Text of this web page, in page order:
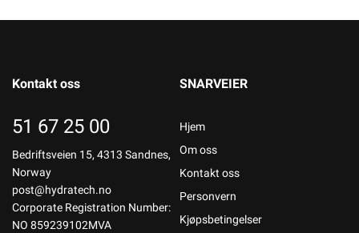
Kontakt oss
51 67 25 00
Bedriftsveien 15, 4313 Sandnes,
Norway
post@hydratech.no
Corporate Registration Number:
NO 859239102MVA
SNARVEIER
Hjem
Om oss
Kontakt oss
Personvern
Kjøpsbetingelser